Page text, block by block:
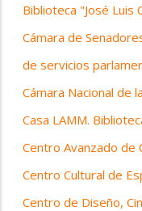
Biblioteca "José Luis
Cámara de
de servicios
Cámara Nacional de
Casa LAMM.
Centro Avanzado de
Centro Cultural de
Centro de Diseño,